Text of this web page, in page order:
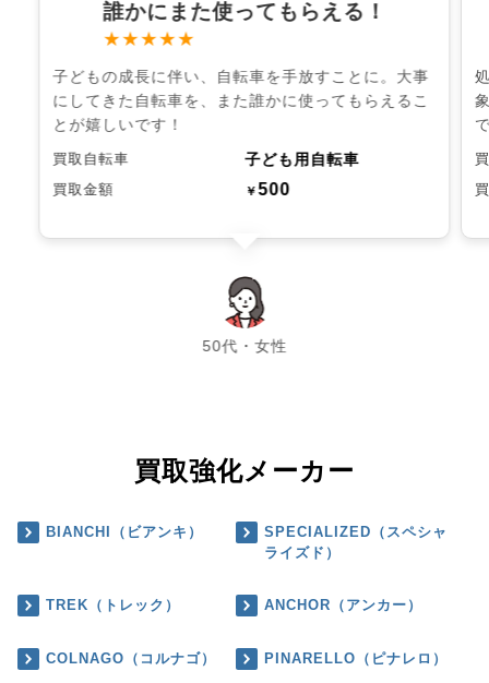
誰かにまた使ってもらえる！
★★★★★
子どもの成長に伴い、自転車を手放すことに。大事
にしてきた自転車を、また誰かに使ってもらえるこ
とが嬉しいです！
買取自転車 子ども用自転車
買取金額 ￥500
50代・女性
chevron_left chevron_right
買取強化メーカー
BIANCHI（ビアンキ）
SPECIALIZED（スペシャ
ライズド）
TREK（トレック） ANCHOR（アンカー）
COLNAGO（コルナゴ） PINARELLO（ピナレロ）